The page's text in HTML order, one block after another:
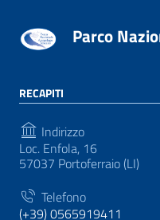
Parco
RECAPITI
Indirizzo
Loc. Enfola, 16
57037 Portoferraio (LI)
Telefono
(+39) 0565919411